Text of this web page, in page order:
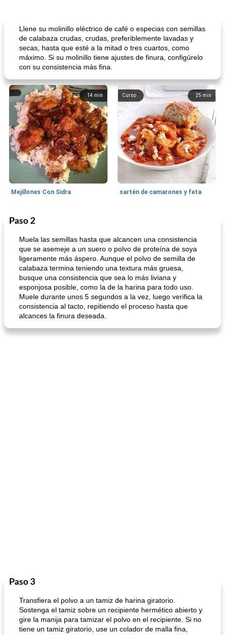
Llene su molinillo eléctrico de café o especias con semillas
de calabaza crudas, crudas, preferiblemente lavadas y
secas, hasta que esté a la mitad o tres cuartos, como
máximo. Si su molinillo tiene ajustes de finura, configúrelo
con su consistencia más fina.
14 min
Mejillones Con Sidra
25 min
Curso
sartén de camarones y feta
Sopas, Guisos Y Chili
sopa de lentejas negras del chef john
Paso 2
Muela las semillas hasta que alcancen una consistencia
que se asemeje a un suero o polvo de proteína de soya
ligeramente más áspero. Aunque el polvo de semilla de
calabaza termina teniendo una textura más gruesa,
busque una consistencia que sea lo más liviana y
esponjosa posible, como la de la harina para todo uso.
Muele durante unos 5 segundos a la vez, luego verifica la
consistencia al tacto, repitiendo el proceso hasta que
alcances la finura deseada.
Paso 3
Transfiera el polvo a un tamiz de harina giratorio.
Sostenga el tamiz sobre un recipiente hermético abierto y
gire la manija para tamizar el polvo en el recipiente. Si no
tiene un tamiz giratorio, use un colador de malla fina,